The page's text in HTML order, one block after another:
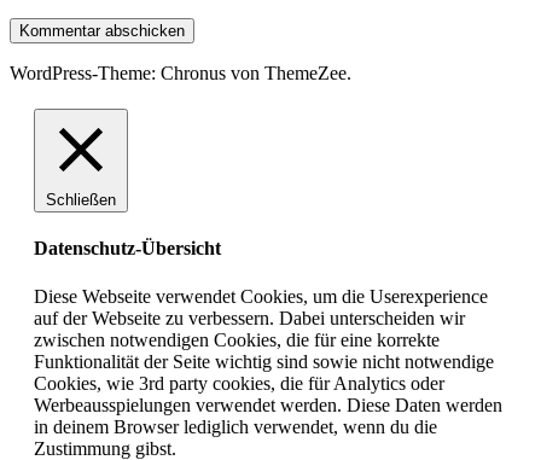
WordPress-Theme: Chronus von ThemeZee.
Schließen
Datenschutz-Übersicht
Diese Webseite verwendet Cookies, um die Userexperience
auf der Webseite zu verbessern. Dabei unterscheiden wir
zwischen notwendigen Cookies, die für eine korrekte
Funktionalität der Seite wichtig sind sowie nicht notwendige
Cookies, wie 3rd party cookies, die für Analytics oder
Werbeausspielungen verwendet werden. Diese Daten werden
in deinem Browser lediglich verwendet, wenn du die
Zustimmung gibst.